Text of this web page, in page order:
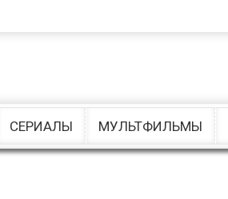
СЕРИАЛЫ МУЛЬТФИЛЬМЫ